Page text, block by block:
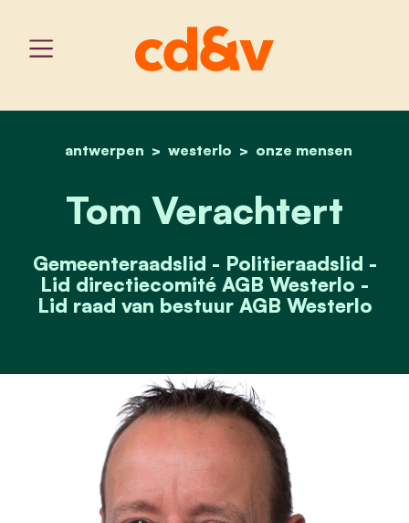
home
antwerpen westerlo onze mensen
tom verachtert
Tom Verachtert
Gemeenteraadslid - Politieraadslid -
Lid directiecomité AGB Westerlo -
Lid raad van bestuur AGB Westerlo